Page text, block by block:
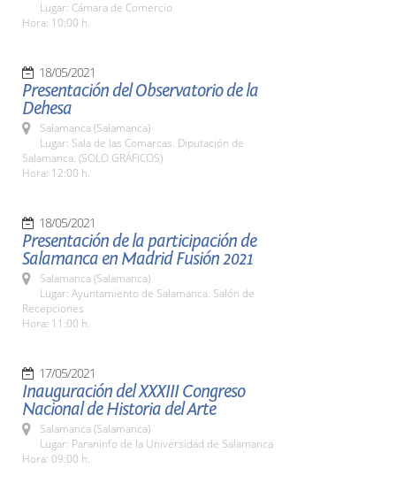
Lugar: Cámara de Comercio
Hora: 10:00 h.
18/05/2021
Presentación del Observatorio de la
Dehesa
Salamanca (Salamanca)
Lugar: Sala de las Comarcas. Diputación de
Salamanca. (SOLO GRÁFICOS)
Hora: 12:00 h.
18/05/2021
Presentación de la participación de
Salamanca en Madrid Fusión 2021
Salamanca (Salamanca)
Lugar: Ayuntamiento de Salamanca. Salón de
Recepciones
Hora: 11:00 h.
17/05/2021
Inauguración del XXXIII Congreso
Nacional de Historia del Arte
Salamanca (Salamanca)
Lugar: Paraninfo de la Universidad de Salamanca
Hora: 09:00 h.